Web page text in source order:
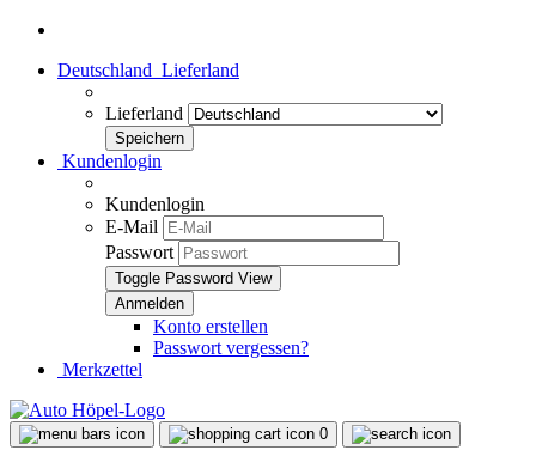
Deutschland Lieferland
Lieferland
Kundenlogin
Kundenlogin
E-Mail
Passwort
Toggle Password View
Konto erstellen
Passwort vergessen?
Merkzettel
0